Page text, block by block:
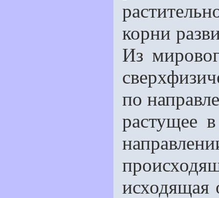
корни
Из
по
растущее
исходящая